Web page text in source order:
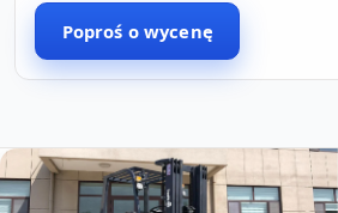
Poproś o wycenę